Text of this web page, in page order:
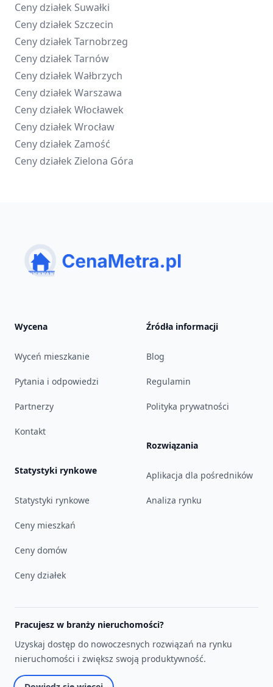
Ceny działek Suwałki
Ceny działek Szczecin
Ceny działek Tarnobrzeg
Ceny działek Tarnów
Ceny działek Wałbrzych
Ceny działek Warszawa
Ceny działek Włocławek
Ceny działek Wrocław
Ceny działek Zamość
Ceny działek Zielona Góra
Wycena
Wyceń mieszkanie
Pytania i odpowiedzi
Partnerzy
Kontakt
Statystyki rynkowe
Statystyki rynkowe
Ceny mieszkań
Ceny domów
Ceny działek
Źródła informacji
Blog
Regulamin
Polityka prywatności
Rozwiązania
Aplikacja dla pośredników
Analiza rynku
Pracujesz w branży nieruchomości?
Uzyskaj dostęp do nowoczesnych rozwiązań na rynku
nieruchomości i zwiększ swoją produktywność.